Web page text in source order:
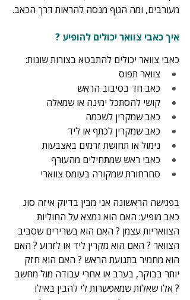
מעורבים, ומה הגוף מנסה להראות דרך הכאב.
איך כאבי צוואר יכולים להופיע ?
כאבי צוואר יכולים להתבטא בצורות שונות:
צוואר תפוס
כאב חד בסיבוב הראש
קושי להסתכל ימינה או שמאלה
כאב שמקרין לשכמה
כאב שמקרין לכתף או ליד
נימול או תחושת זרמים באצבעות
כאבי ראש שמתחילים מהעורף
סחרחורת שמקורה בעומס צווארי
בפגישה הראשונה אני מבין בדיוק איזה סוג
כאב מופיע: האם הוא נמצא על החוליות
הצוואריות עצמן ? האם הוא בשרירים שסביב
הצוואר ? האם הוא מקרין ליד או לזרוע ? האם
הוא מחמיר בתנועת הראש ? האם הוא חזק
יותר בבוקר, בערב או אחרי עבודה מול מחשב
? אלו שאלות שמאפשרות לי להבין באילו